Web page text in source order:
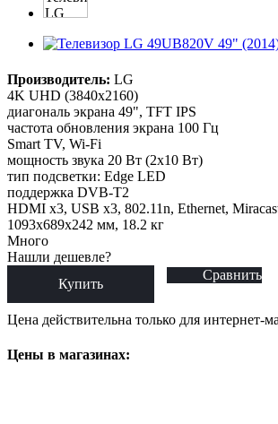
Производитель: LG
4K UHD (3840x2160)
диагональ экрана 49", TFT IPS
частота обновления экрана 100 Гц
Smart TV, Wi-Fi
мощность звука 20 Вт (2x10 Вт)
тип подсветки: Edge LED
поддержка DVB-T2
HDMI x3, USB x3, 802.11n, Ethernet,
1093x689x242 мм, 18.2 кг
Много
Нашли дешевле?
Купить
Сравнить
Цена действительна только для интернет-
Цены в магазинах: